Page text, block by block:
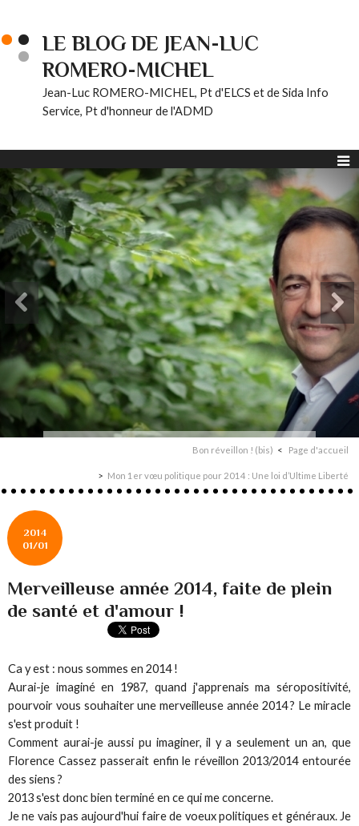
LE BLOG DE JEAN-LUC
ROMERO-MICHEL
Jean-Luc ROMERO-MICHEL, Pt d'ELCS et de Sida Info
Service, Pt d'honneur de l'ADMD
Bon réveillon ! (bis) Page d'accueil
Mon 1er vœu politique pour 2014 : Une loi d’Ultime Liberté
2014
01/01
Merveilleuse année 2014, faite de plein
de santé et d'amour !
Ca y est : nous sommes en 2014 !
Aurai-je imaginé en 1987, quand j'apprenais ma séropositivité,
pourvoir vous souhaiter une merveilleuse année 2014 ? Le miracle
s'est produit !
Comment aurai-je aussi pu imaginer, il y a seulement un an, que
Florence Cassez passerait enfin le réveillon 2013/2014 entourée
des siens ?
2013 s'est donc bien terminé en ce qui me concerne.
Je ne vais pas aujourd'hui faire de voeux politiques et généraux. Je